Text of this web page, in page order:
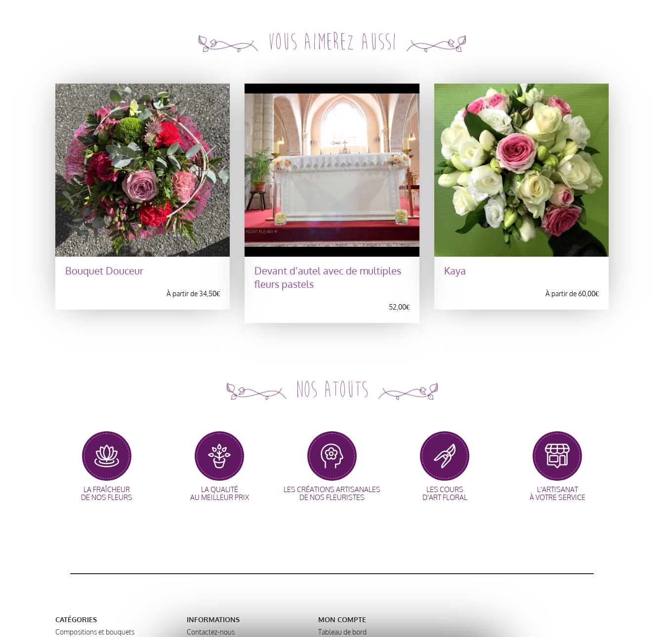
Vous aimerez aussi
Bouquet Douceur
À partir de 34,50€
Devant d’autel avec de multiples
fleurs pastels
52,00€
Kaya
À partir de60,00€
Nos atouts
LA FRAÎCHEUR
DE NOS FLEURS
LA QUALITÉ
AU MEILLEUR PRIX
LES CRÉATIONS ARTISANALES
DE NOS FLEURISTES
LES COURS
D'ART FLORAL
L'ARTISANAT
À VOTRE SERVICE
CATÉGORIES
Compositions et bouquets
INFORMATIONS
Contactez-nous
MON COMPTE
Tableau de bord